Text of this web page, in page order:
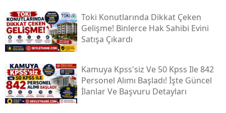
Toki̇ Konutlarında Dikkat Çeken
Gelişme! Binlerce Hak Sahibi Evini
Satışa Çıkardı
Kamuya Kpss'siz Ve 50 Kpss Ile 842
Personel Alımı Başladı! İşte Güncel
İlanlar Ve Başvuru Detayları